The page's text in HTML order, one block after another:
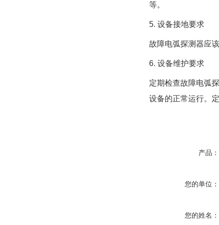
等。
5. 设备接地要求
故障电弧探测器应
6. 设备维护要求
定期检查故障电弧
设备的正常运行。
产品：
您的单位：
您的姓名：